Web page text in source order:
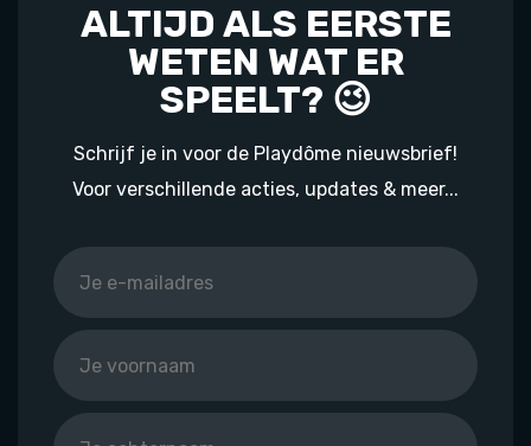
ALTIJD ALS EERSTE
WETEN WAT ER
SPEELT? 😉
Schrijf je in voor de Playdôme nieuwsbrief!
Voor verschillende acties, updates & meer...